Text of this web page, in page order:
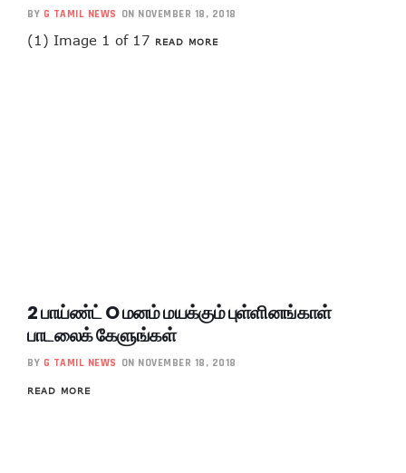
BY G TAMIL NEWS ON NOVEMBER 18, 2018
(1) Image 1 of 17 READ MORE
2 பாய்ண்ட் O மனம் மயக்கும் புள்ளினங்காள்
பாடலைக் கேளுங்கள்
BY G TAMIL NEWS ON NOVEMBER 18, 2018
READ MORE